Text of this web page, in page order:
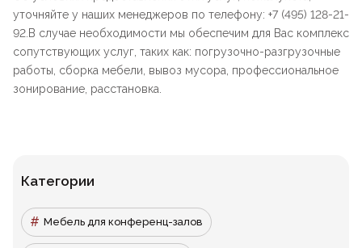
уточняйте у наших менеджеров по телефону: +7 (495) 128-21-
92.В случае необходимости мы обеспечим для Вас комплекс
сопутствующих услуг, таких как: погрузочно-разгрузочные
работы, сборка мебели, вывоз мусора, профессиональное
зонирование, расстановка.
Категории
Мебель для конференц-залов